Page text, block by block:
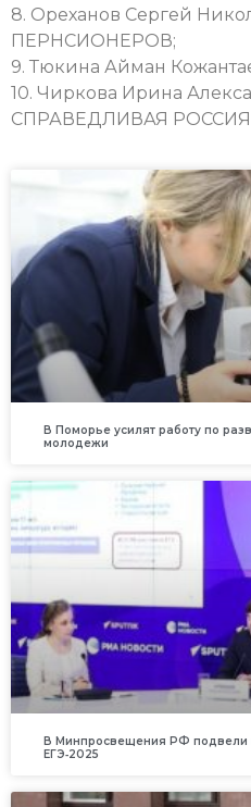
8. Ореханов Сергей
ПЕРНСИОНЕРОВ;
9. Тюкина Айман
10. Чиркова Ирина
СПРАВЕДЛИВАЯ РОССИЯ
В Поморье усилят работу по
молодежи
В Минпросвещения РФ подвели
ЕГЭ‑2025